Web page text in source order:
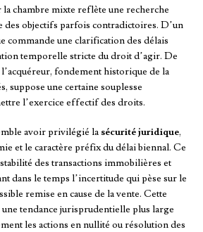
chambre mixte reflète une recherche
des objectifs parfois contradictoires. D’un
commande une clarification des délais
temporelle stricte du droit d’agir. De
fondement historique de la
suppose une certaine souplesse
l’exercice effectif des droits.
avoir privilégié la sécurité juridique,
et le caractère préfix du délai biennal. Ce
des transactions immobilières et
dans le temps l’incertitude qui pèse sur le
remise en cause de la vente. Cette
tendance jurisprudentielle plus large
les actions en nullité ou résolution des